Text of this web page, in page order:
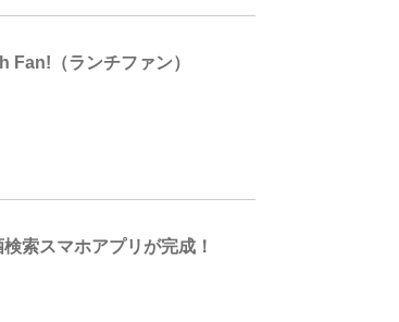
Fan!（ランチファン）
索スマホアプリが完成！